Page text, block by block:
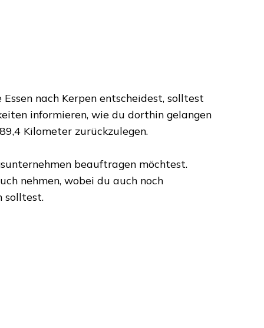
nach Kerpenentscheidest, solltest
informieren, wie du dorthin gelangen
Kilometerzurückzulegen.
beauftragen möchtest.
nehmen, wobei du auch noch
solltest.